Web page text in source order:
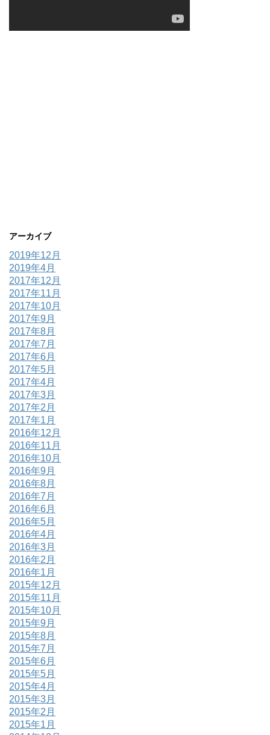
アーカイブ
2019年12月
2019年4月
2017年12月
2017年11月
2017年10月
2017年9月
2017年8月
2017年7月
2017年6月
2017年5月
2017年4月
2017年3月
2017年2月
2017年1月
2016年12月
2016年11月
2016年10月
2016年9月
2016年8月
2016年7月
2016年6月
2016年5月
2016年4月
2016年3月
2016年2月
2016年1月
2015年12月
2015年11月
2015年10月
2015年9月
2015年8月
2015年7月
2015年6月
2015年5月
2015年4月
2015年3月
2015年2月
2015年1月